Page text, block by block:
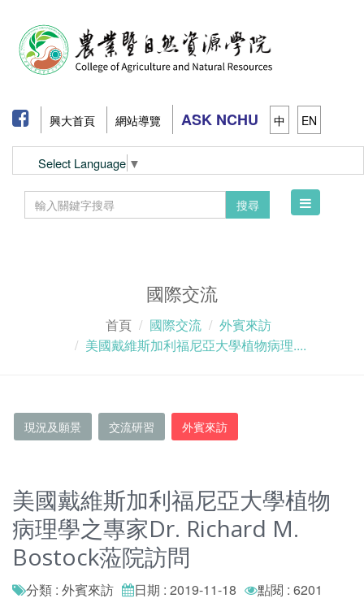
興大首頁 網站導覽 ASK NCHU 中 EN
Select Language ▼
搜尋
Toggle
國際交流
首頁 國際交流
外賓來訪
美國戴維斯加利福尼亞大學植物病理....
現況及願景 交流研習 外賓來訪
美國戴維斯加利福尼亞大學植物
病理學之專家Dr. Richard M.
Bostock蒞院訪問
分類 : 外賓來訪 日期 : 2019-11-18
點閱 : 6201